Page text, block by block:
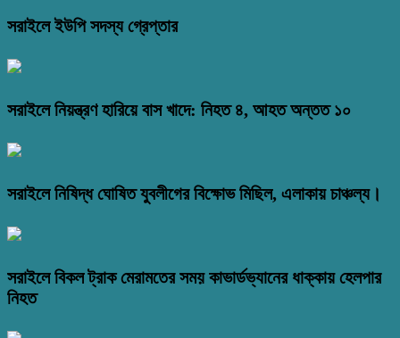
সরাইলে ইউপি সদস্য গ্রেপ্তার
সরাইলে নিয়ন্ত্রণ হারিয়ে বাস খাদে: নিহত ৪, আহত অন্তত ১০
সরাইলে নিষিদ্ধ ঘোষিত যুবলীগের বিক্ষোভ মিছিল, এলাকায় চাঞ্চল্য।
সরাইলে বিকল ট্রাক মেরামতের সময় কাভার্ডভ্যানের ধাক্কায় হেলপার
নিহত